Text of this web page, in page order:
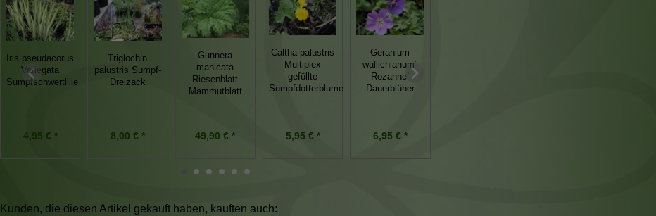
Iris pseudacorus
Variegata
Sumpfschwertlilie
4,95 € *
Triglochin
palustris Sumpf-
Dreizack
8,00 € *
Gunnera
manicata
Riesenblatt
Mammutblatt
49,90 € *
Caltha palustris
Multiplex
gefüllte
Sumpfdotterblume
5,95 € *
Geranium
wallichianum´
Rozanne`
Dauerblüher
6,95 € *
Kunden, die diesen Artikel gekauft haben, kauften auch: